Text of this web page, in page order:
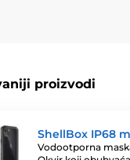
proizvodi
ShellBox IP68
Vodootporna